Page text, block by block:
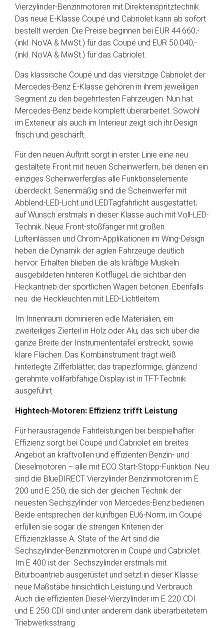
Vierzylinder-Benzinmotoren mit Direkteinspritztechnik.
Das neue E-Klasse Coupé und Cabriolet kann ab sofort
bestellt werden. Die Preise beginnen bei EUR 44.660,-
(inkl. NoVA & MwSt.) für das Coupé und EUR 50.040,-
(inkl. NoVA & MwSt.) für das Cabriolet.
Das klassische Coupé und das viersitzige Cabriolet der
Mercedes-Benz E-Klasse gehören in ihrem jeweiligen
Segment zu den begehrtesten Fahrzeugen. Nun hat
Mercedes-Benz beide komplett überarbeitet. Sowohl
im Exterieur als auch im Interieur zeigt sich ihr Design
frisch und geschärft.
Für den neuen Auftritt sorgt in erster Linie eine neu
gestaltete Front mit neuen Scheinwerfern, bei denen ein
einziges Scheinwerferglas alle Funktionselemente
überdeckt. Serienmäßig sind die Scheinwerfer mit
Abblend-LED-Licht und LEDTagfahrlicht ausgestattet;
auf Wunsch erstmals in dieser Klasse auch mit Voll-LED-
Technik. Neue Front-stoßfänger mit großen
Lufteinlässen und Chrom-Applikationen im Wing-Design
heben die Dynamik der agilen Fahrzeuge deutlich
hervor. Erhalten blieben die als kräftige Muskeln
ausgebildeten hinteren Kotflügel, die sichtbar den
Heckantrieb der sportlichen Wagen betonen. Ebenfalls
neu: die Heckleuchten mit LED-Lichtleitern.
Im Innenraum dominieren edle Materialien, ein
zweiteiliges Zierteil in Holz oder Alu, das sich über die
ganze Breite der Instrumententafel erstreckt, sowie
klare Flächen. Das Kombiinstrument trägt weiß
hinterlegte Zifferblätter, das trapezförmige, glänzend
gerahmte vollfarbfähige Display ist in TFT-Technik
ausgeführt.
Hightech-Motoren: Effizienz trifft Leistung
Für herausragende Fahrleistungen bei beispielhafter
Effizienz sorgt bei Coupé und Cabriolet ein breites
Angebot an kraftvollen und effizienten Benzin- und
Dieselmotoren – alle mit ECO Start-Stopp-Funktion. Neu
sind die BlueDIRECT Vierzylinder Benzinmotoren im E
200 und E 250, die sich der gleichen Technik der
neuesten Sechszylinder von Mercedes-Benz bedienen.
Beide entsprechen der künftigen EU6-Norm, im Coupé
erfüllen sie sogar die strengen Kriterien der
Effizienzklasse A. State of the Art sind die
Sechszylinder-Benzinmotoren in Coupé und Cabriolet.
Im E 400 ist der Sechszylinder erstmals mit
Biturboantrieb ausgerüstet und setzt in dieser Klasse
neue Maßstäbe hinsichtlich Leistung und Verbrauch.
Auch die effizienten Diesel-Vierzylinder im E 220 CDI
und E 250 CDI sind unter anderem dank überarbeitetem
Triebwerksstrang